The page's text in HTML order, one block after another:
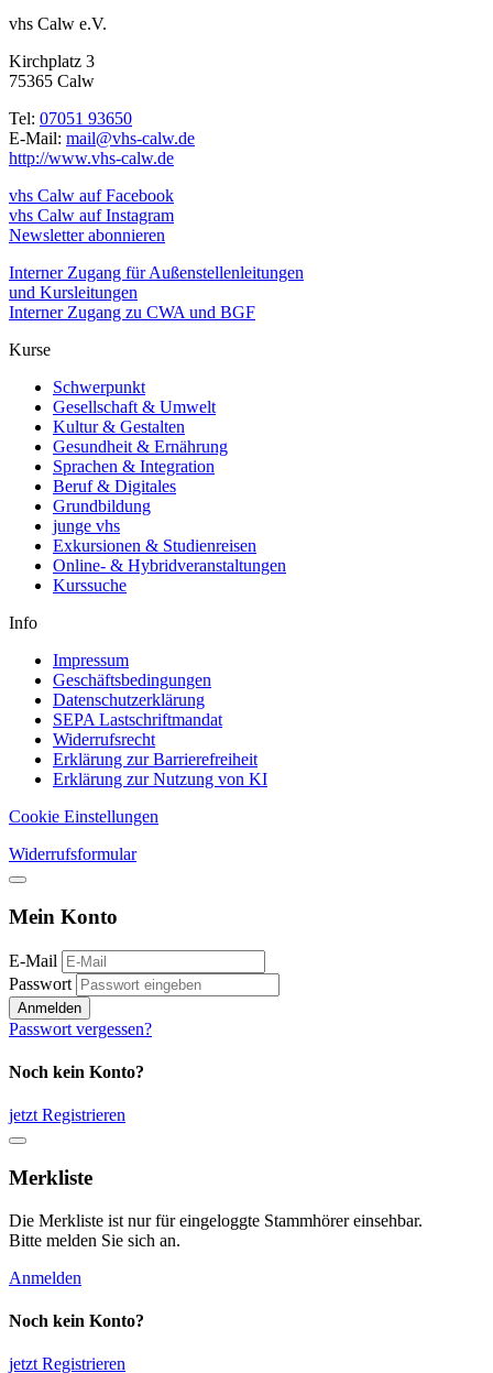
vhs Calw e.V.
Kirchplatz 3
75365 Calw
Tel: 07051 93650
E-Mail: mail@vhs-calw.de
http://www.vhs-calw.de
vhs Calw auf Facebook
vhs Calw auf Instagram
Newsletter abonnieren
Interner Zugang für Außenstellenleitungen
und Kursleitungen
Interner Zugang zu CWA und BGF
Kurse
Schwerpunkt
Gesellschaft & Umwelt
Kultur & Gestalten
Gesundheit & Ernährung
Sprachen & Integration
Beruf & Digitales
Grundbildung
junge vhs
Exkursionen & Studienreisen
Online- & Hybridveranstaltungen
Kurssuche
Info
Impressum
Geschäftsbedingungen
Datenschutzerklärung
SEPA Lastschriftmandat
Widerrufsrecht
Erklärung zur Barrierefreiheit
Erklärung zur Nutzung von KI
Cookie Einstellungen
Widerrufsformular
Mein Konto
E-Mail
Passwort
Anmelden
Passwort vergessen?
Noch kein Konto?
jetzt Registrieren
Merkliste
Die Merkliste ist nur für eingeloggte Stammhörer einsehbar.
Bitte melden Sie sich an.
Anmelden
Noch kein Konto?
jetzt Registrieren